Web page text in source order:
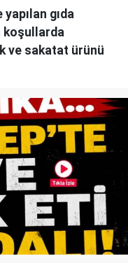
gıda
koşullarda
ve sakatat ürünü